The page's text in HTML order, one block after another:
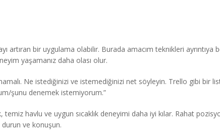
artıran bir uygulama olabilir. Burada amacım teknikleri
yaşamanız daha olası olur.
Ne istediğinizi ve istemediğinizi net söyleyin. Trello gibi bir
şunu denemek istemiyorum.”
temiz havlu ve uygun sıcaklık deneyimi daha iyi kılar. Rahat
durun ve konuşun.